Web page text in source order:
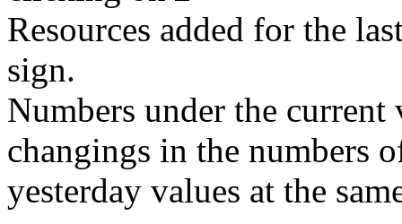
Resources added for the
sign.
Numbers under the
changings in the numbers
yesterday values at the